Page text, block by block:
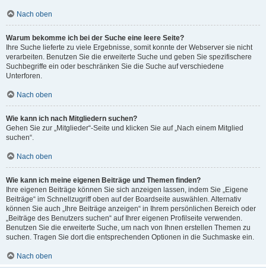
Nach oben
Warum bekomme ich bei der Suche eine leere Seite?
Ihre Suche lieferte zu viele Ergebnisse, somit konnte der Webserver sie nicht
verarbeiten. Benutzen Sie die erweiterte Suche und geben Sie spezifischere
Suchbegriffe ein oder beschränken Sie die Suche auf verschiedene
Unterforen.
Nach oben
Wie kann ich nach Mitgliedern suchen?
Gehen Sie zur „Mitglieder“-Seite und klicken Sie auf „Nach einem Mitglied
suchen“.
Nach oben
Wie kann ich meine eigenen Beiträge und Themen finden?
Ihre eigenen Beiträge können Sie sich anzeigen lassen, indem Sie „Eigene
Beiträge“ im Schnellzugriff oben auf der Boardseite auswählen. Alternativ
können Sie auch „Ihre Beiträge anzeigen“ in Ihrem persönlichen Bereich oder
„Beiträge des Benutzers suchen“ auf Ihrer eigenen Profilseite verwenden.
Benutzen Sie die erweiterte Suche, um nach von Ihnen erstellen Themen zu
suchen. Tragen Sie dort die entsprechenden Optionen in die Suchmaske ein.
Nach oben